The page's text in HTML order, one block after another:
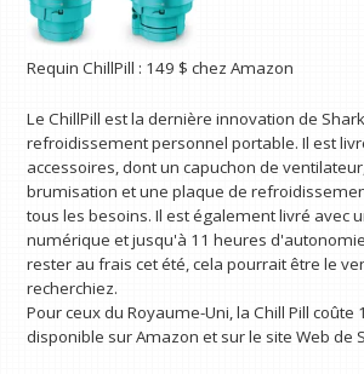
Requin ChillPill : 149 $ chez Amazon
Le ChillPill est la dernière innovation de
refroidissement personnel portable. Il est
accessoires, dont un capuchon de
brumisation et une plaque de
tous les besoins. Il est également livré avec
numérique et jusqu'à 11 heures
rester au frais cet été, cela pourrait être le
recherchiez.
Pour ceux du Royaume-Uni, la Chill Pill coûte
disponible sur Amazon et sur le site Web de